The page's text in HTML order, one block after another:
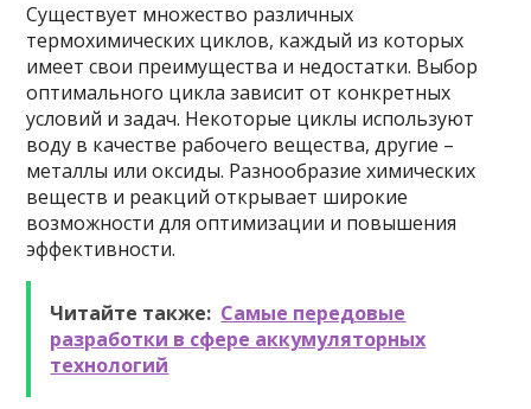
Существует множество различных
термохимических циклов, каждый из которых
имеет свои преимущества и недостатки. Выбор
оптимального цикла зависит от конкретных
условий и задач. Некоторые циклы используют
воду в качестве рабочего вещества, другие –
металлы или оксиды. Разнообразие химических
веществ и реакций открывает широкие
возможности для оптимизации и повышения
эффективности.
Читайте также: Самые передовые
разработки в сфере аккумуляторных
технологий